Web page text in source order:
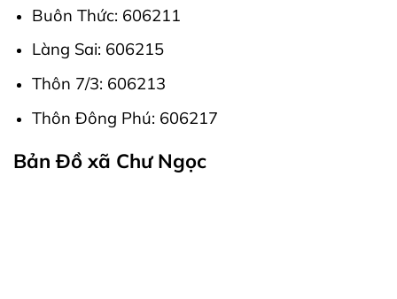
Buôn Thức: 606211
Làng Sai: 606215
Thôn 7/3: 606213
Thôn Đông Phú: 606217
Bản Đồ xã Chư Ngọc